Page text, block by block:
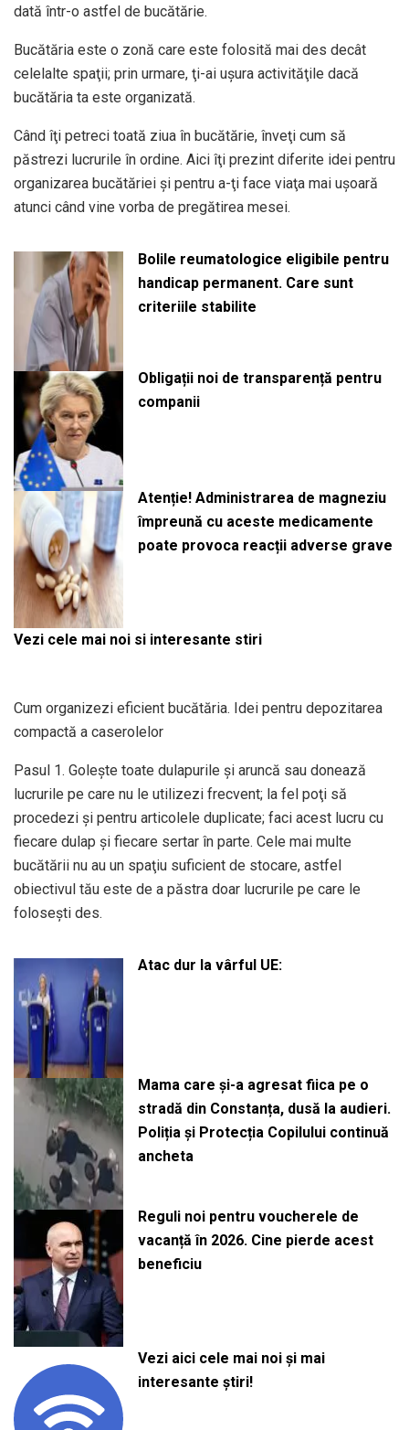
dată într-o astfel de bucătărie.
Bucătăria este o zonă care este folosită mai des decât
celelalte spaţii; prin urmare, ţi-ai uşura activităţile dacă
bucătăria ta este organizată.
Când îţi petreci toată ziua în bucătărie, înveţi cum să
păstrezi lucrurile în ordine. Aici îţi prezint diferite idei pentru
organizarea bucătăriei şi pentru a-ţi face viaţa mai uşoară
atunci când vine vorba de pregătirea mesei.
Bolile reumatologice eligibile pentru
handicap permanent. Care sunt
criteriile stabilite
Obligații noi de transparență pentru
companii
Atenție! Administrarea de magneziu
împreună cu aceste medicamente
poate provoca reacții adverse grave
Vezi cele mai noi si interesante stiri
Cum organizezi eficient bucătăria. Idei pentru depozitarea
compactă a caserolelor
Pasul 1. Goleşte toate dulapurile şi aruncă sau donează
lucrurile pe care nu le utilizezi frecvent; la fel poţi să
procedezi şi pentru articolele duplicate; faci acest lucru cu
fiecare dulap şi fiecare sertar în parte. Cele mai multe
bucătării nu au un spaţiu suficient de stocare, astfel
obiectivul tău este de a păstra doar lucrurile pe care le
foloseşti des.
Atac dur la vârful UE:
Mama care și-a agresat fiica pe o
stradă din Constanța, dusă la audieri.
Poliția și Protecția Copilului continuă
ancheta
Reguli noi pentru voucherele de
vacanță în 2026. Cine pierde acest
beneficiu
Vezi aici cele mai noi și mai
interesante știri!